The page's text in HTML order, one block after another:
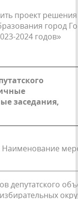
проект
город
2024 годов»
заседания,
Наименование
депутатского